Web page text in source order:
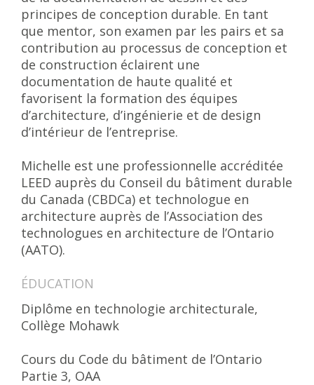
principes de conception durable. En tant
que mentor, son examen par les pairs et sa
contribution au processus de conception et
de construction éclairent une
documentation de haute qualité et
favorisent la formation des équipes
d’architecture, d’ingénierie et de design
d’intérieur de l’entreprise.
Michelle est une professionnelle accréditée
LEED auprès du Conseil du bâtiment durable
du Canada (CBDCa) et technologue en
architecture auprès de l’Association des
technologues en architecture de l’Ontario
(AATO).
ÉDUCATION
Diplôme en technologie architecturale,
Collège Mohawk
Cours du Code du bâtiment de l’Ontario
Partie 3, OAA